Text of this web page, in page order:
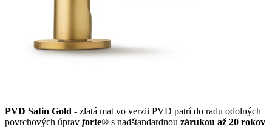
PVD Satin Gold - zlatá mat vo verzii PVD patrí do radu odolných
povrchových úprav forte® s nadštandardnou zárukou až 20 rokov